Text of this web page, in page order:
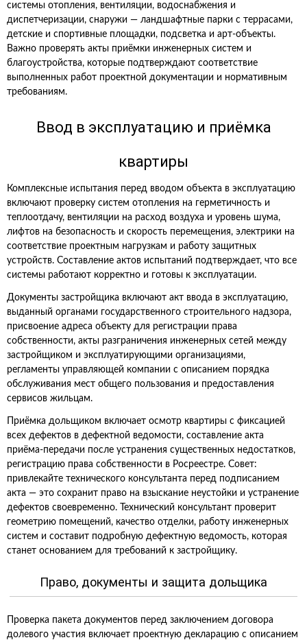
системы отопления, вентиляции, водоснабжения и
диспетчеризации, снаружи — ландшафтные парки с террасами,
детские и спортивные площадки, подсветка и арт‑объекты.
Важно проверять акты приёмки инженерных систем и
благоустройства, которые подтверждают соответствие
выполненных работ проектной документации и нормативным
требованиям.
Ввод в эксплуатацию и приёмка
квартиры
Комплексные испытания перед вводом объекта в эксплуатацию
включают проверку систем отопления на герметичность и
теплоотдачу, вентиляции на расход воздуха и уровень шума,
лифтов на безопасность и скорость перемещения, электрики на
соответствие проектным нагрузкам и работу защитных
устройств. Составление актов испытаний подтверждает, что все
системы работают корректно и готовы к эксплуатации.
Документы застройщика включают акт ввода в эксплуатацию,
выданный органами государственного строительного надзора,
присвоение адреса объекту для регистрации права
собственности, акты разграничения инженерных сетей между
застройщиком и эксплуатирующими организациями,
регламенты управляющей компании с описанием порядка
обслуживания мест общего пользования и предоставления
сервисов жильцам.
Приёмка дольщиком включает осмотр квартиры с фиксацией
всех дефектов в дефектной ведомости, составление акта
приёма‑передачи после устранения существенных недостатков,
регистрацию права собственности в Росреестре. Совет:
привлекайте технического консультанта перед подписанием
акта — это сохранит право на взыскание неустойки и устранение
дефектов своевременно. Технический консультант проверит
геометрию помещений, качество отделки, работу инженерных
систем и составит подробную дефектную ведомость, которая
станет основанием для требований к застройщику.
Право, документы и защита дольщика
Проверка пакета документов перед заключением договора
долевого участия включает проектную декларацию с описанием